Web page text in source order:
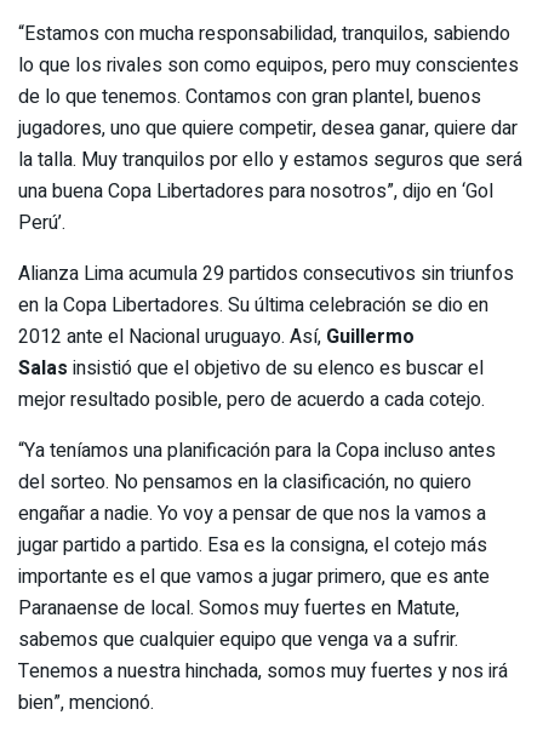
“Estamos con mucha responsabilidad, tranquilos, sabiendo
lo que los rivales son como equipos, pero muy conscientes
de lo que tenemos. Contamos con gran plantel, buenos
jugadores, uno que quiere competir, desea ganar, quiere dar
la talla. Muy tranquilos por ello y estamos seguros que será
una buena Copa Libertadores para nosotros”, dijo en ‘Gol
Perú’.
Alianza Lima acumula 29 partidos consecutivos sin triunfos
en la Copa Libertadores. Su última celebración se dio en
2012 ante el Nacional uruguayo. Así, Guillermo
Salas insistió que el objetivo de su elenco es buscar el
mejor resultado posible, pero de acuerdo a cada cotejo.
“Ya teníamos una planificación para la Copa incluso antes
del sorteo. No pensamos en la clasificación, no quiero
engañar a nadie. Yo voy a pensar de que nos la vamos a
jugar partido a partido. Esa es la consigna, el cotejo más
importante es el que vamos a jugar primero, que es ante
Paranaense de local. Somos muy fuertes en Matute,
sabemos que cualquier equipo que venga va a sufrir.
Tenemos a nuestra hinchada, somos muy fuertes y nos irá
bien”, mencionó.